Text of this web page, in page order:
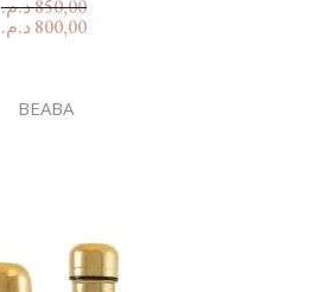
850,00د.م.
800,00 د.م.
BEABA